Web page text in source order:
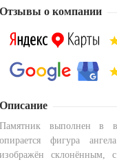
Отзывы о компании
Описание
Памятник выполнен в
опирается фигура
изображён склонённым,